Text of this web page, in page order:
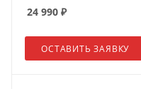
24 990 ₽
ОСТАВИТЬ ЗАЯВКУ